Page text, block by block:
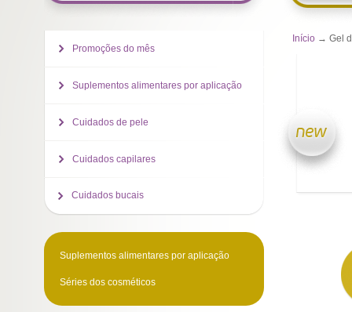
Início → Gel
Promoções do mês
Suplementos alimentares por aplicação
Cuidados de pele
Cuidados capilares
Cuidados bucais
Suplementos alimentares por aplicação
Séries dos cosméticos